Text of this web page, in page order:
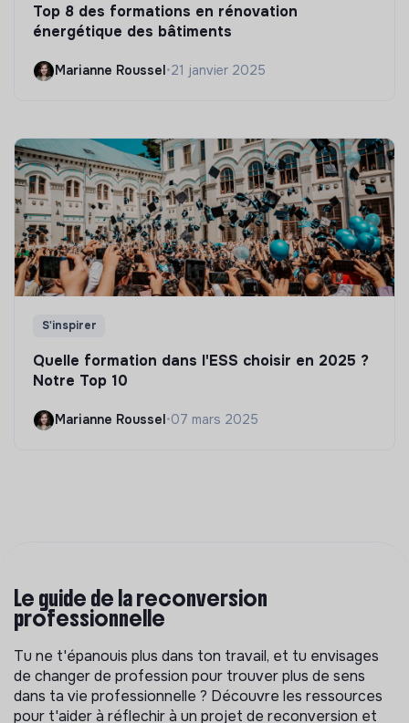
Top 8 des formations en rénovation
énergétique des bâtiments
Marianne Roussel •21 janvier 2025
S'inspirer
Quelle formation dans l'ESS choisir en 2025 ?
Notre Top 10
Marianne Roussel•07 mars 2025
Le guide de la reconversion
professionnelle
Tu ne t'épanouis plus dans ton travail, et tu envisages
de changer de profession pour trouver plus de sens
dans ta vie professionnelle ? Découvre les ressources
pour t'aider à réflechir à un projet de reconversion et